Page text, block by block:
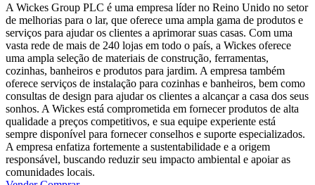
A Wickes Group PLC é uma empresa líder no Reino Unido no setor
de melhorias para o lar, que oferece uma ampla gama de produtos e
serviços para ajudar os clientes a aprimorar suas casas. Com uma
vasta rede de mais de 240 lojas em todo o país, a Wickes oferece
uma ampla seleção de materiais de construção, ferramentas,
cozinhas, banheiros e produtos para jardim. A empresa também
oferece serviços de instalação para cozinhas e banheiros, bem como
consultas de design para ajudar os clientes a alcançar a casa dos seus
sonhos. A Wickes está comprometida em fornecer produtos de alta
qualidade a preços competitivos, e sua equipe experiente está
sempre disponível para fornecer conselhos e suporte especializados.
A empresa enfatiza fortemente a sustentabilidade e a origem
responsável, buscando reduzir seu impacto ambiental e apoiar as
comunidades locais.